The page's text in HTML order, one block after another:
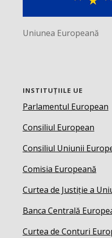
Uniunea Europeană
INSTITUȚIILE UE
Parlamentul European
Consiliul European
Consiliul Uniunii
Comisia Europeană
Curtea de Justiție a
Banca Centrală
Curtea de Conturi